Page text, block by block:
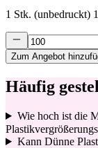
1 Stk. (unbedruckt)
Zum Angebot
Häufig
Wie hoch ist die
Kann Dünne